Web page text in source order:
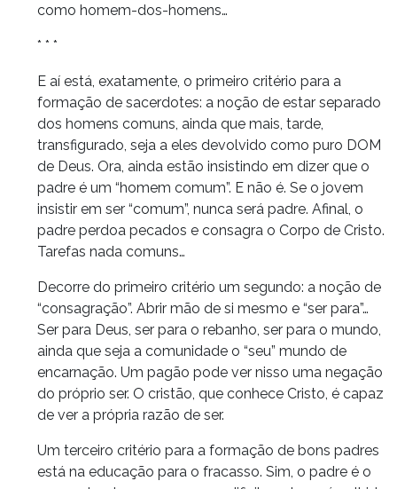
como homem-dos-homens…
* * *
E aí está, exatamente, o primeiro critério para a
formação de sacerdotes: a noção de estar separado
dos homens comuns, ainda que mais, tarde,
transfigurado, seja a eles devolvido como puro DOM
de Deus. Ora, ainda estão insistindo em dizer que o
padre é um “homem comum”. E não é. Se o jovem
insistir em ser “comum”, nunca será padre. Afinal, o
padre perdoa pecados e consagra o Corpo de Cristo.
Tarefas nada comuns…
Decorre do primeiro critério um segundo: a noção de
“consagração”. Abrir mão de si mesmo e “ser para”…
Ser para Deus, ser para o rebanho, ser para o mundo,
ainda que seja a comunidade o “seu” mundo de
encarnação. Um pagão pode ver nisso uma negação
do próprio ser. O cristão, que conhece Cristo, é capaz
de ver a própria razão de ser.
Um terceiro critério para a formação de bons padres
está na educação para o fracasso. Sim, o padre é o